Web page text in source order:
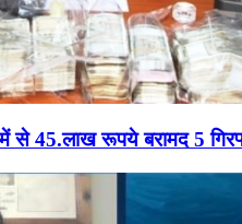
45.लाख रूपये बरामद 5